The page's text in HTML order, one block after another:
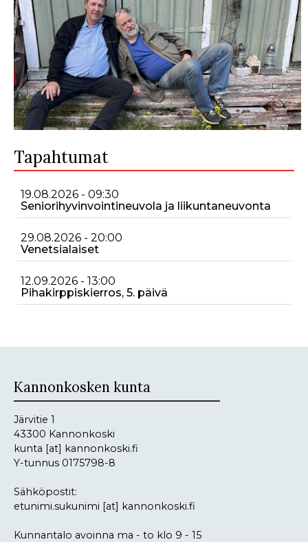
Tapahtumat
19.08.2026 - 09:30
Seniorihyvinvointineuvola ja liikuntaneuvonta
29.08.2026 - 20:00
Venetsialaiset
12.09.2026 - 13:00
Pihakirppiskierros, 5. päivä
Kannonkosken kunta
Järvitie 1
43300 Kannonkoski
kunta [at] kannonkoski.fi
Y-tunnus 0175798-8
Sähköpostit:
etunimi.sukunimi [at] kannonkoski.fi
Kunnantalo avoinna ma - to klo 9 - 15